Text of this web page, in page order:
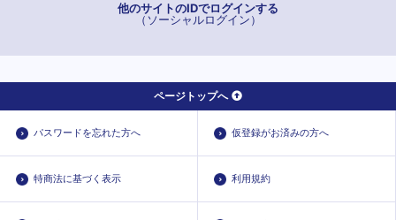
他のサイトのIDでログインする
（ソーシャルログイン）
ページトップへ
パスワードを忘れた方へ 仮登録がお済みの方へ
特商法に基づく表示 利用規約